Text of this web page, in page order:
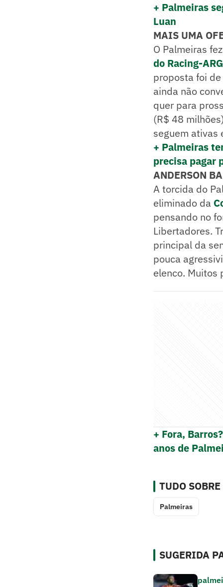
+ Palmeiras
Luan
MAIS UMA
O Palmeiras
do Racing-ARG
proposta foi
ainda não
quer para
(R$ 48
seguem ativas
+ Palmeiras
precisa pagar
ANDERSON
A torcida do
eliminado da
pensando no
Libertadores.
principal da
pouca
elenco. Muitos
+ Fora,
anos de
TUDO SOBRE
Palmeiras
SUGERIDA